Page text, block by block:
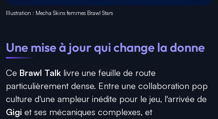
Illustration : Mecha Skins femmes Brawl Stars
Une mise à jour qui change la donne
Ce Brawl Talk livre une feuille de route
particulièrement dense. Entre une collaboration pop
culture d'une ampleur inédite pour le jeu, l'arrivée de
Gigi et ses mécaniques complexes, et